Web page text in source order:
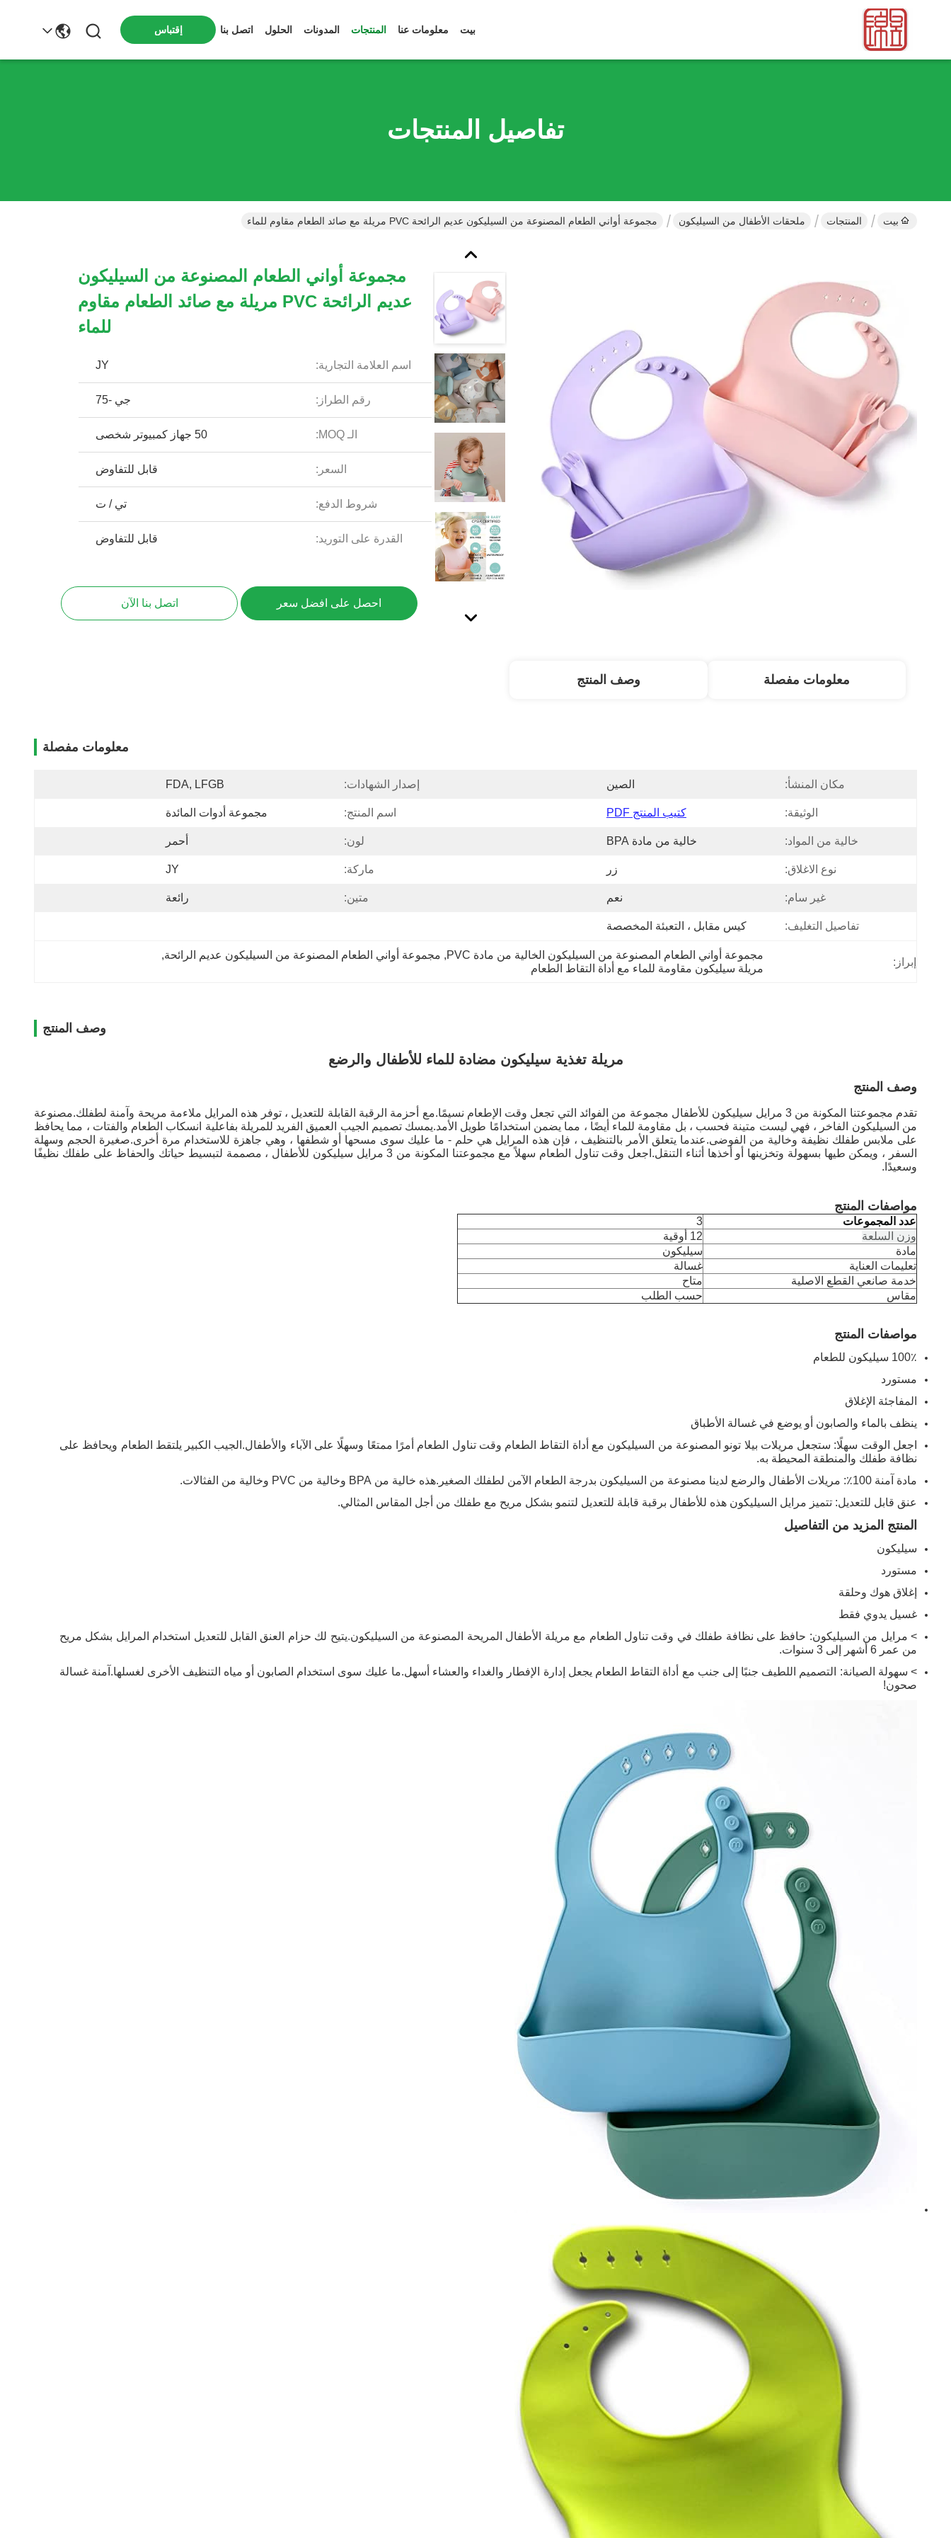
بيت معلومات عنا المنتجات المدونات الحلول اتصل بنا إقتباس
تفاصيل المنتجات
بيت المنتجات ملحقات الأطفال من السيليكون مجموعة أواني الطعام المصنوعة من السيليكون عديم الرائحة PVC مريلة مع صائد الطعام مقاوم للماء
مجموعة أواني الطعام المصنوعة من السيليكون
عديم الرائحة PVC مريلة مع صائد الطعام مقاوم
للماء
اسم العلامة التجارية: JY
رقم الطراز: جي -75
الـ MOQ: 50 جهاز كمبيوتر شخصى
السعر: قابل للتفاوض
شروط الدفع: تي / ت
القدرة على التوريد: قابل للتفاوض
احصل على افضل سعر اتصل بنا الآن
معلومات مفصلة وصف المنتج
معلومات مفصلة
مكان المنشأ: الصين إصدار الشهادات: FDA, LFGB
الوثيقة: كتيب المنتج PDF اسم المنتج: مجموعة أدوات المائدة
خالية من المواد: خالية من مادة BPA لون: أحمر
نوع الاغلاق: زر ماركة: JY
غير سام: نعم متين: رائعة
تفاصيل التغليف: كيس مقابل ، التعبئة المخصصة
إبراز:
مجموعة أواني الطعام المصنوعة من السيليكون الخالية من مادة PVC , مجموعة أواني الطعام المصنوعة من السيليكون عديم الرائحة,
مريلة سيليكون مقاومة للماء مع أداة التقاط الطعام
وصف المنتج
مريلة تغذية سيليكون مضادة للماء للأطفال والرضع
وصف المنتج
تقدم مجموعتنا المكونة من 3 مرايل سيليكون للأطفال مجموعة من الفوائد التي تجعل وقت الإطعام نسيمًا.مع أحزمة الرقبة القابلة للتعديل ، توفر هذه المرايل ملاءمة مريحة وآمنة لطفلك.مصنوعة
من السيليكون الفاخر ، فهي ليست متينة فحسب ، بل مقاومة للماء أيضًا ، مما يضمن استخدامًا طويل الأمد.يمسك تصميم الجيب العميق الفريد للمريلة بفاعلية انسكاب الطعام والفتات ، مما يحافظ
على ملابس طفلك نظيفة وخالية من الفوضى.عندما يتعلق الأمر بالتنظيف ، فإن هذه المرايل هي حلم - ما عليك سوى مسحها أو شطفها ، وهي جاهزة للاستخدام مرة أخرى.صغيرة الحجم وسهلة
السفر ، ويمكن طيها بسهولة وتخزينها أو أخذها أثناء التنقل.اجعل وقت تناول الطعام سهلاً مع مجموعتنا المكونة من 3 مرايل سيليكون للأطفال ، مصممة لتبسيط حياتك والحفاظ على طفلك نظيفًا
وسعيدًا.
مواصفات المنتج
عدد المجموعات
3
وزن السلعة
12 أوقية
مادة
سيليكون
تعليمات العناية
غسالة
خدمة صانعي القطع الاصلية
متاح
مقاس
حسب الطلب
مواصفات المنتج
100٪ سيليكون للطعام
مستورد
المفاجئة الإغلاق
ينظف بالماء والصابون أو يوضع في غسالة الأطباق
اجعل الوقت سهلًا: ستجعل مريلات بيلا تونو المصنوعة من السيليكون مع أداة التقاط الطعام وقت تناول الطعام أمرًا ممتعًا وسهلًا على الآباء والأطفال.الجيب الكبير يلتقط الطعام ويحافظ على
نظافة طفلك والمنطقة المحيطة به.
مادة آمنة 100٪: مريلات الأطفال والرضع لدينا مصنوعة من السيليكون بدرجة الطعام الآمن لطفلك الصغير.هذه خالية من BPA وخالية من PVC وخالية من الفثالات.
عنق قابل للتعديل: تتميز مرايل السيليكون هذه للأطفال برقبة قابلة للتعديل لتنمو بشكل مريح مع طفلك من أجل المقاس المثالي.
المنتج المزيد من التفاصيل
سيليكون
مستورد
إغلاق هوك وحلقة
غسيل يدوي فقط
> مرايل من السيليكون: حافظ على نظافة طفلك في وقت تناول الطعام مع مريلة الأطفال المريحة المصنوعة من السيليكون.يتيح لك حزام العنق القابل للتعديل استخدام المرايل بشكل مريح
من عمر 6 أشهر إلى 3 سنوات.
> سهولة الصيانة: التصميم اللطيف جنبًا إلى جنب مع أداة التقاط الطعام يجعل إدارة الإفطار والغداء والعشاء أسهل.ما عليك سوى استخدام الصابون أو مياه التنظيف الأخرى لغسلها.آمنة غسالة
صحون!